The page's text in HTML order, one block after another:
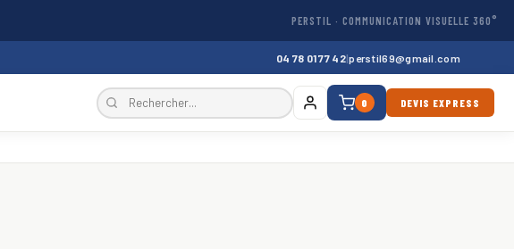
PERSTIL · COMMUNICATION VISUELLE 360°
04 78 01 77 42|perstil69@gmail.com
0 DEVIS EXPRESS